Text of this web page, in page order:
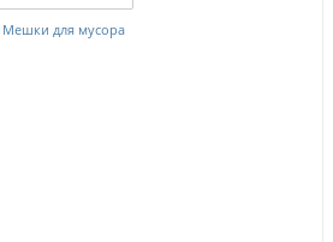
Мешки для мусора